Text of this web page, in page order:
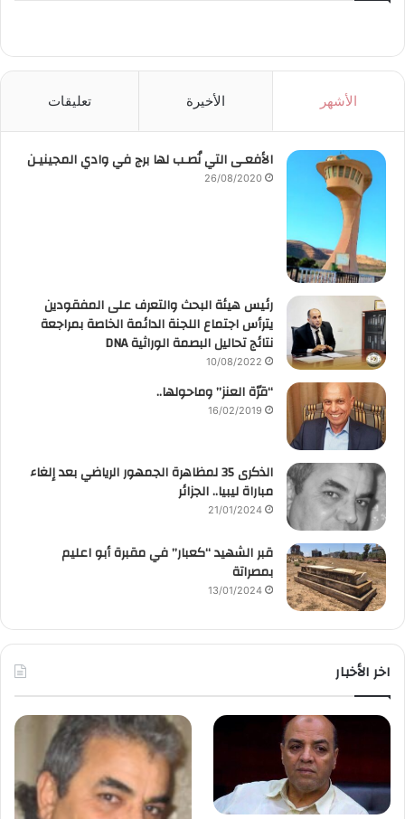
الأشهر الأخيرة تعليقات
الأفعـى التي نُصـب لها برج في وادي المجينيـن
26/08/2020
رئيس هيئة البحث والتعرف على المفقودين
يترأس اجتماع اللجنة الدائمة الخاصة بمراجعة
نتائج تحاليل البصمة الوراثية DNA
10/08/2022
“قرّة العنز” وماحولها..
16/02/2019
الذكرى 35 لمظاهرة الجمهور الرياضي بعد إلغاء
مباراة ليبيا.. الجزائر
21/01/2024
قبر الشهيد “كعبار” في مقبرة أبو اعليم
بمصراتة
13/01/2024
اخر الأخبار